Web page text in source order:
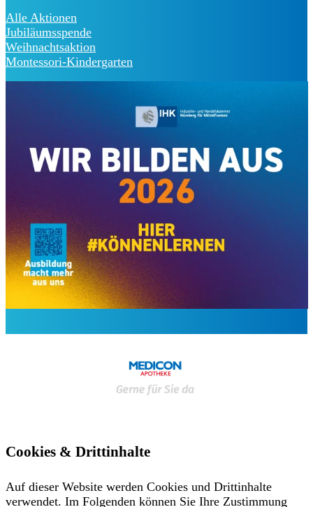
Alle Aktionen
Jubiläumsspende
Weihnachtsaktion
Montessori-Kindergarten
Cookies & Drittinhalte
Auf dieser Website werden Cookies und Drittinhalte
verwendet. Im Folgenden können Sie Ihre Zustimmung